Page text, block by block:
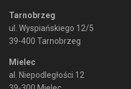
Tarnobrzeg
ul. Wyspiańskiego 12/5
39-400 Tarnobrzeg
Mielec
al. Niepodległości 12